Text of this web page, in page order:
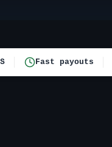
Fast payouts